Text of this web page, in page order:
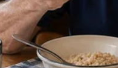
sme da se uplaši
povuče, da smanji
što mu pripada.